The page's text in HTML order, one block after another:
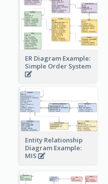
ER Diagram Example:
Simple Order System
Entity Relationship
Diagram Example:
MIS